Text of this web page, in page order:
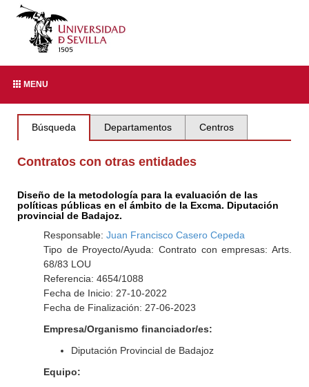
MENU
Búsqueda Departamentos Centros
Contratos con otras entidades
Diseño de la metodología para la evaluación de las
políticas públicas en el ámbito de la Excma. Diputación
provincial de Badajoz.
Responsable: Juan Francisco Casero Cepeda
Tipo de Proyecto/Ayuda: Contrato con empresas: Arts.
68/83 LOU
Referencia: 4654/1088
Fecha de Inicio: 27-10-2022
Fecha de Finalización: 27-06-2023
Empresa/Organismo financiador/es:
Diputación Provincial de Badajoz
Equipo: